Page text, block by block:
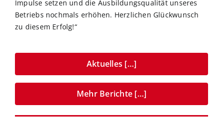
Impulse setzen und die Ausbildungsqualität unseres
Betriebs nochmals erhöhen. Herzlichen Glückwunsch
zu diesem Erfolg!“
Aktuelles […]
Mehr Berichte […]